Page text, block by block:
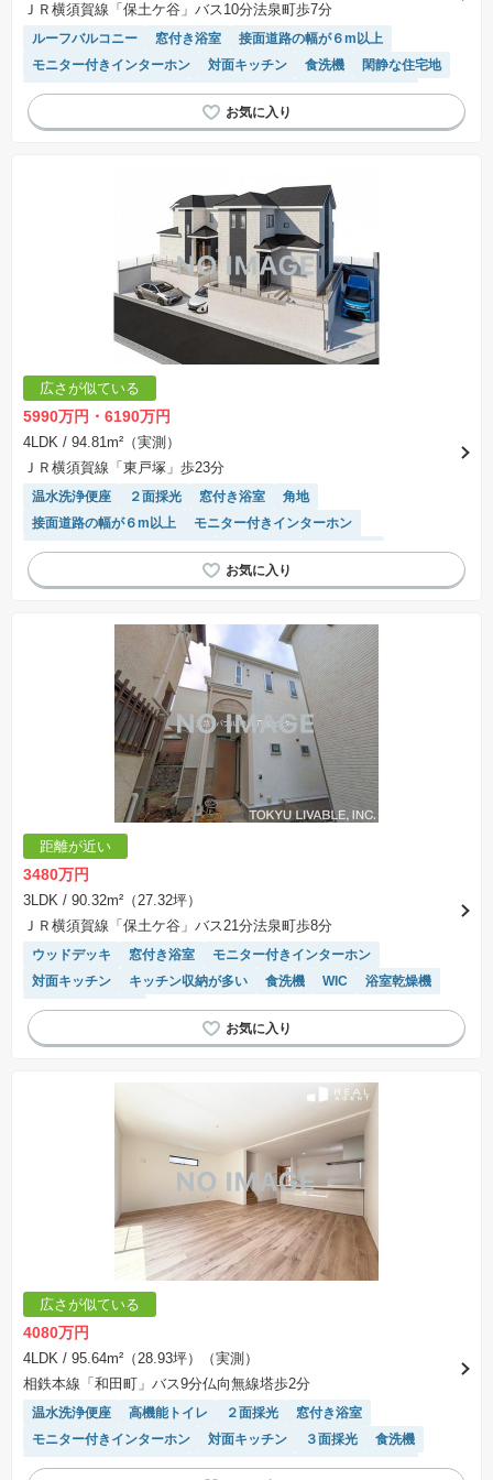
ＪＲ横須賀線「保土ケ谷」バス10分法泉町歩7分
ルーフバルコニー 窓付き浴室
接面道路の幅が６m以上
モニター付きインターホン
対面キッチン 食洗機
閑静な住宅地
浴室乾燥機
陽当り良好 トイレ2個以上 システムキッチン
広さが似ている
5990万円・6190万円
4LDK / 94.81m²（実測）
ＪＲ横須賀線「東戸塚」歩23分
温水洗浄便座 ２面採光 窓付き浴室
角地
接面道路の幅が６m以上
モニター付きインターホン
対面キッチン
閑静な住宅地 浴室乾燥機
陽当り良好
トイレ2個以上
システムキッチン
距離が近い
3480万円
3LDK / 90.32m²（27.32坪）
ＪＲ横須賀線「保土ケ谷」バス21分法泉町歩8分
ウッドデッキ 窓付き浴室
モニター付きインターホン
対面キッチン
キッチン収納が多い 食洗機 WIC
浴室乾燥機
システムキッチン
広さが似ている
4080万円
4LDK / 95.64m²（28.93坪）（実測）
相鉄本線「和田町」バス9分仏向無線塔歩2分
温水洗浄便座 高機能トイレ ２面採光
窓付き浴室
モニター付きインターホン
対面キッチン ３面採光
食洗機
浴室乾燥機
陽当り良好 トイレ2個以上 システムキッチン